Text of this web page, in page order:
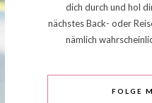
dich durch und hol
nächstes Back- oder
nämlich
FOLGE